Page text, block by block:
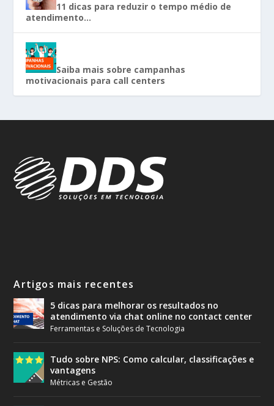
11 dicas para reduzir o tempo médio de
atendimento…
Saiba mais sobre campanhas
motivacionais para call centers
Artigos mais recentes
5 dicas para melhorar os resultados no
atendimento via chat online no contact center
Ferramentas e Soluções de Tecnologia
Tudo sobre NPS: Como calcular, classificações e
vantagens
Métricas e Gestão